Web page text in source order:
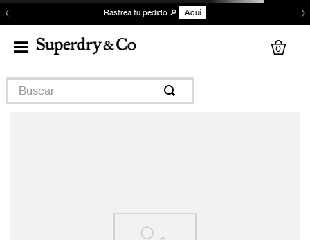
‹ Rastrea tu pedido 🔎 Aquí ›
0
Buscar